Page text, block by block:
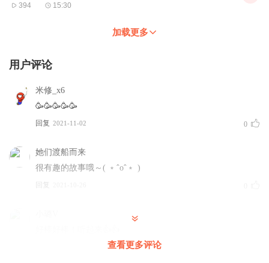
394 15:30
加载更多
用户评论
米修_x6
🥳🥳🥳🥳🥳
回复 2021-11-02 0
她们渡船而来
很有趣的故事哦～( ﹡ˆoˆ﹡ )
回复
查看更多评论